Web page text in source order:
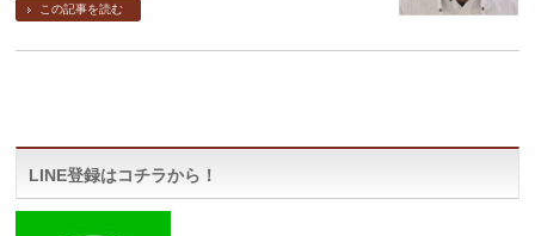
この記事を読む
LINE登録はコチラから！